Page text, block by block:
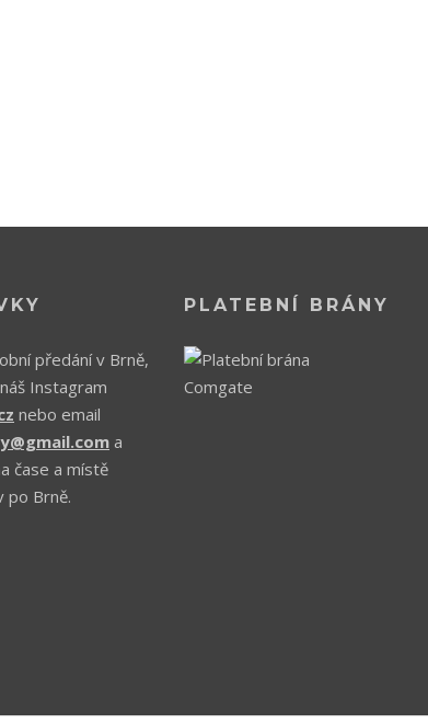
předání v Brně,
Instagram
nebo email
a
čase a místě
po Brně.
PLATEBNÍ BRÁNY